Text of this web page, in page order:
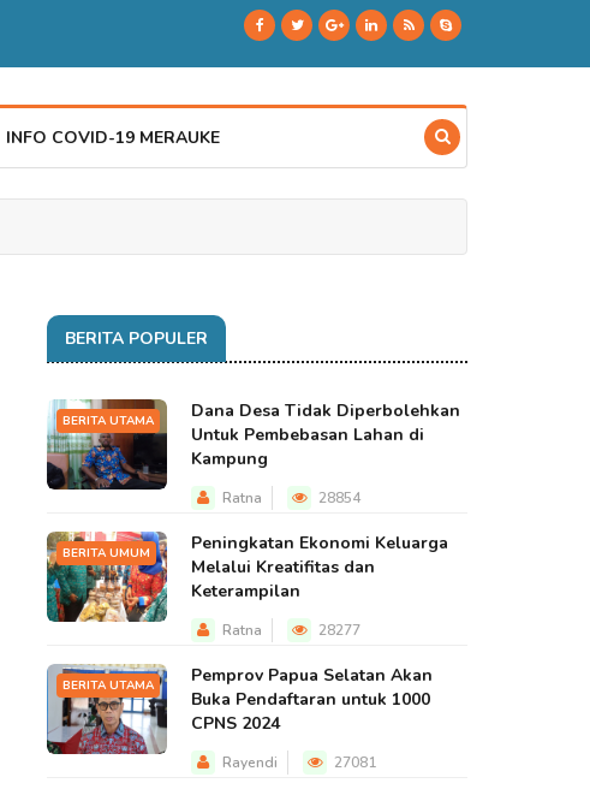
INFO COVID-19 MERAUKE
BERITA POPULER
BERITA UTAMA
Dana Desa Tidak Diperbolehkan
Untuk Pembebasan Lahan di
Kampung
Ratna 28854
BERITA UMUM
Peningkatan Ekonomi Keluarga
Melalui Kreatifitas dan
Keterampilan
Ratna 28277
BERITA UTAMA
Pemprov Papua Selatan Akan
Buka Pendaftaran untuk 1000
CPNS 2024
Rayendi 27081